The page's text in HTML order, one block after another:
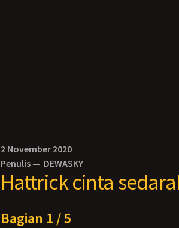
2 November 2020
Penulis — DEWASKY
Hattrick cinta
Bagian 1 / 5